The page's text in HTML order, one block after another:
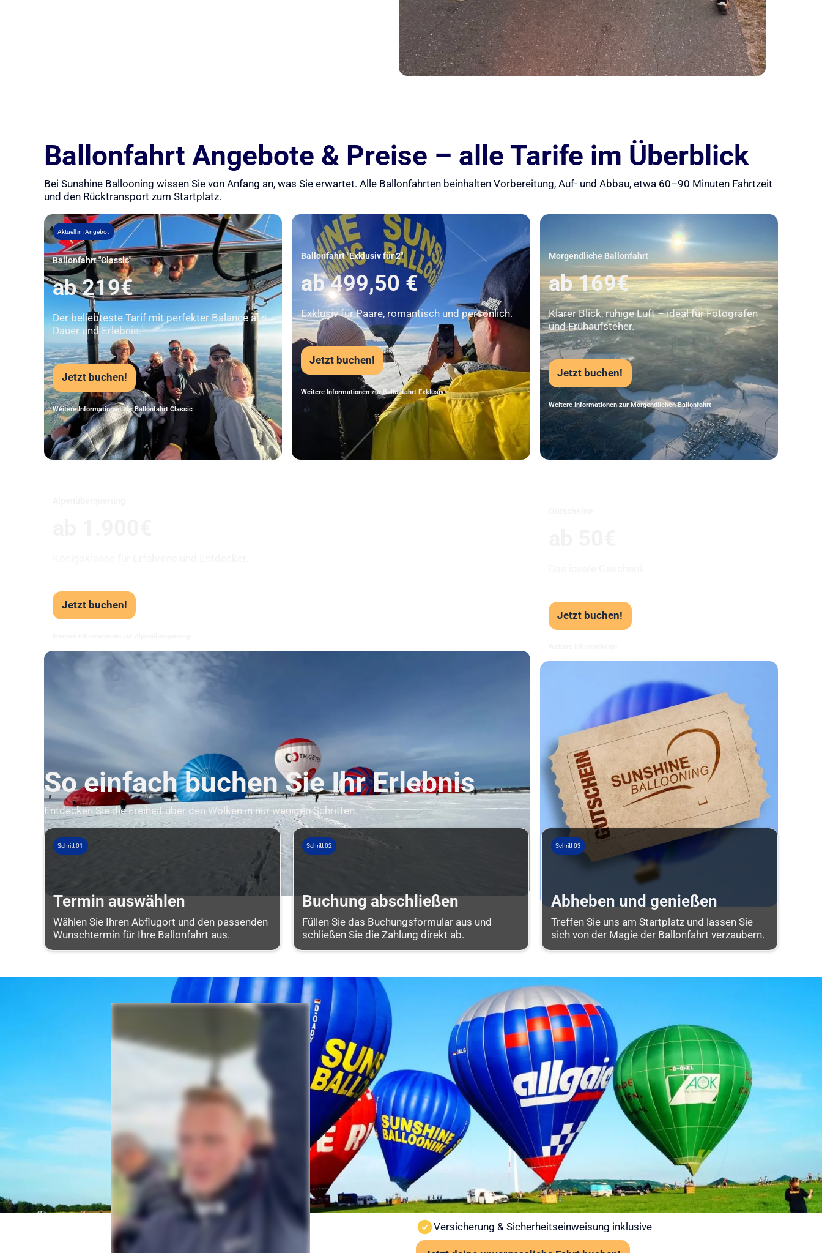
Ballonfahrt Angebote & Preise – alle Tarife im Überblick
Bei Sunshine Ballooning wissen Sie von Anfang an, was Sie erwartet. Alle Ballonfahrten beinhalten Vorbereitung, Auf- und Abbau, etwa 60–90 Minuten Fahrtzeit
und den Rücktransport zum Startplatz.
Aktuell im Angebot
Ballonfahrt "Classic"
ab 219€
Der beliebteste Tarif mit perfekter Balance aus
Dauer und Erlebnis.
Jetzt buchen!
Weitere Informationen zur Ballonfahrt Classic
Unser Beststeller
Ballonfahrt "Exklusiv für 2"
ab 499,50 €
Exklusiv für Paare, romantisch und persönlich.
Jetzt buchen!
Weitere Informationen zur Ballonfahrt Exklusiv
Morgendliche Ballonfahrt
ab 169€
Klarer Blick, ruhige Luft – ideal für Fotografen
und Frühaufsteher.
Jetzt buchen!
Weitere Informationen zur Morgendlichen Ballonfahrt
Jetzt buchen!
Jetzt buchen!
So einfach buchen Sie Ihr Erlebnis
Entdecken Sie die Freiheit über den Wolken in nur wenigen Schritten.
Schritt 01
Termin auswählen
Wählen Sie Ihren Abflugort und den passenden
Wunschtermin für Ihre Ballonfahrt aus.
Schritt 02
Buchung abschließen
Füllen Sie das Buchungsformular aus und
schließen Sie die Zahlung direkt ab.
Schritt 03
Abheben und genießen
Treffen Sie uns am Startplatz und lassen Sie
sich von der Magie der Ballonfahrt verzaubern.
Sicherheit bei Ihrer
Ballonfahrt – Gut
vorbereitet in die Luft
Sicherheit steht bei Sunshine Ballooning an erster Stelle. Jede
Ballonfahrt findet nur bei stabiler Wetterlage statt. Unsere Piloten prüfen
Wind und Sicht vor jedem Start über das Flugwetteramt.
Wichtige Hinweise:
Ab 6 Jahren und mindestens 120 cm Körpergröße
Kein besonderes Schuhwerk erforderlich, aber festes empfohlen
Auch bei leichter Höhenangst problemlos möglich
Versicherung & Sicherheitseinweisung inklusive